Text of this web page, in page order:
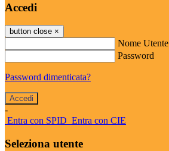
Accedi
button close ×
Nome Utente
Password
Password dimenticata?
-
Entra con SPID Entra con CIE
Seleziona utente